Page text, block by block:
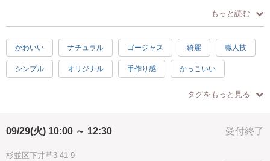
＜こんなことが出来るようになります＞
自分だけの手帳型iPhoneケースを約2時間30分で完成させる事が出来ま
す。
少人数制で、おひとりおひとりに丁寧にお教えします。
自由に楽しく学んで頂きます。
カルトナージュが初めての方でも時間内に完成できます。
もっと読む
かわいい ナチュラル ゴージャス 綺麗 職人技
シンプル オリジナル 手作り感 かっこいい
プレゼント 楽しい
2時間 2.5時間 伝統工芸
ブラック グレー
タグをもっと見る
受付終了
09/29(火) 10:00 ～ 12:30
杉並区下井草3-41-9